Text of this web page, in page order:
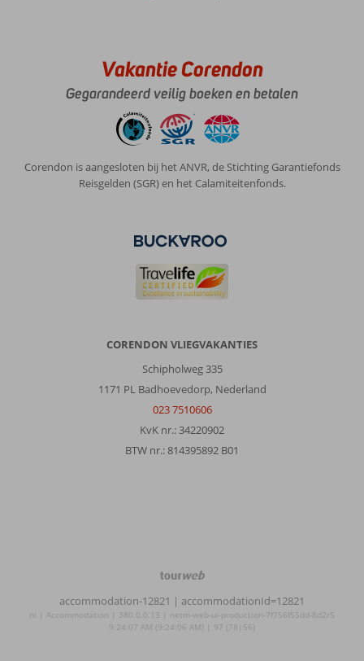
Vakantie Corendon
Gegarandeerd veilig boeken en betalen
Corendon is aangesloten bij het ANVR, de Stichting Garantiefonds
Reisgelden (SGR) en het Calamiteitenfonds.
CORENDON VLIEGVAKANTIES
Schipholweg 335
1171 PL Badhoevedorp, Nederland
023 7510606
KvK nr.: 34220902
BTW nr.: 814395892 B01
TourWeb
NetMatch
accommodation-12821 | accommodationId=12821
nl | Accommodation | 380.0.0.13 | netm-web-ui-production-7f756f55dd-8d2r5
9:24:07 AM (9:24:06 AM) | 97 (78|56)